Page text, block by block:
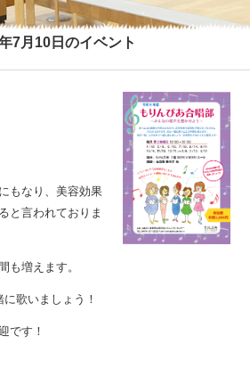
7月10日のイベント
もなり、美容効果
と言われておりま
も増えます。
歌いましょう！
です！